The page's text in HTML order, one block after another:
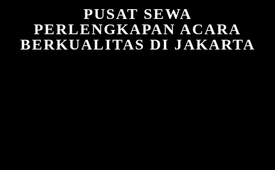
PUSAT SEWA
PERLENGKAPAN ACARA
BERKUALITAS DI JAKARTA